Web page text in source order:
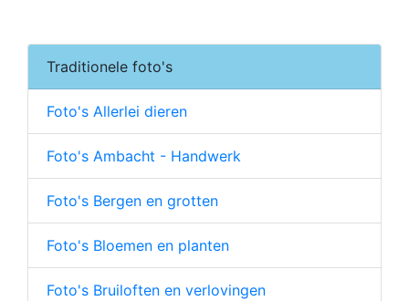
Traditionele foto's
Foto's Allerlei dieren
Foto's Ambacht - Handwerk
Foto's Bergen en grotten
Foto's Bloemen en planten
Foto's Bruiloften en verlovingen